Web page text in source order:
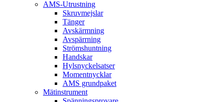
AMS-Utrustning
Skruvmejslar
Tänger
Avskärmning
Avspärrning
Strömshuntning
Handskar
Hylsnyckelsatser
Momentnycklar
AMS grundpaket
Mätinstrument